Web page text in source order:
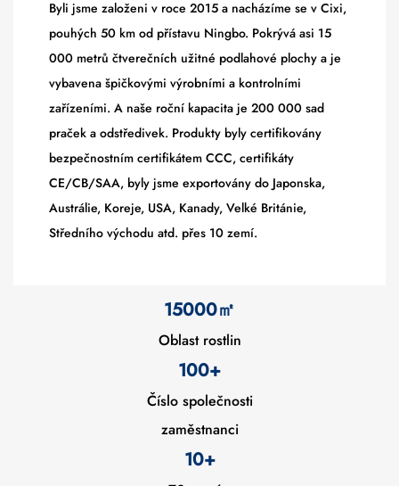
Byli jsme založeni v roce 2015 a nacházíme se v Cixi,
pouhých 50 km od přístavu Ningbo. Pokrývá asi 15
000 metrů čtverečních užitné podlahové plochy a je
vybavena špičkovými výrobními a kontrolními
zařízeními. A naše roční kapacita je 200 000 sad
praček a odstředivek. Produkty byly certifikovány
bezpečnostním certifikátem CCC, certifikáty
CE/CB/SAA, byly jsme exportovány do Japonska,
Austrálie, Koreje, USA, Kanady, Velké Británie,
Středního východu atd. přes 10 zemí.
15000㎡
Oblast rostlin
100+
Číslo společnosti
zaměstnanci
10+